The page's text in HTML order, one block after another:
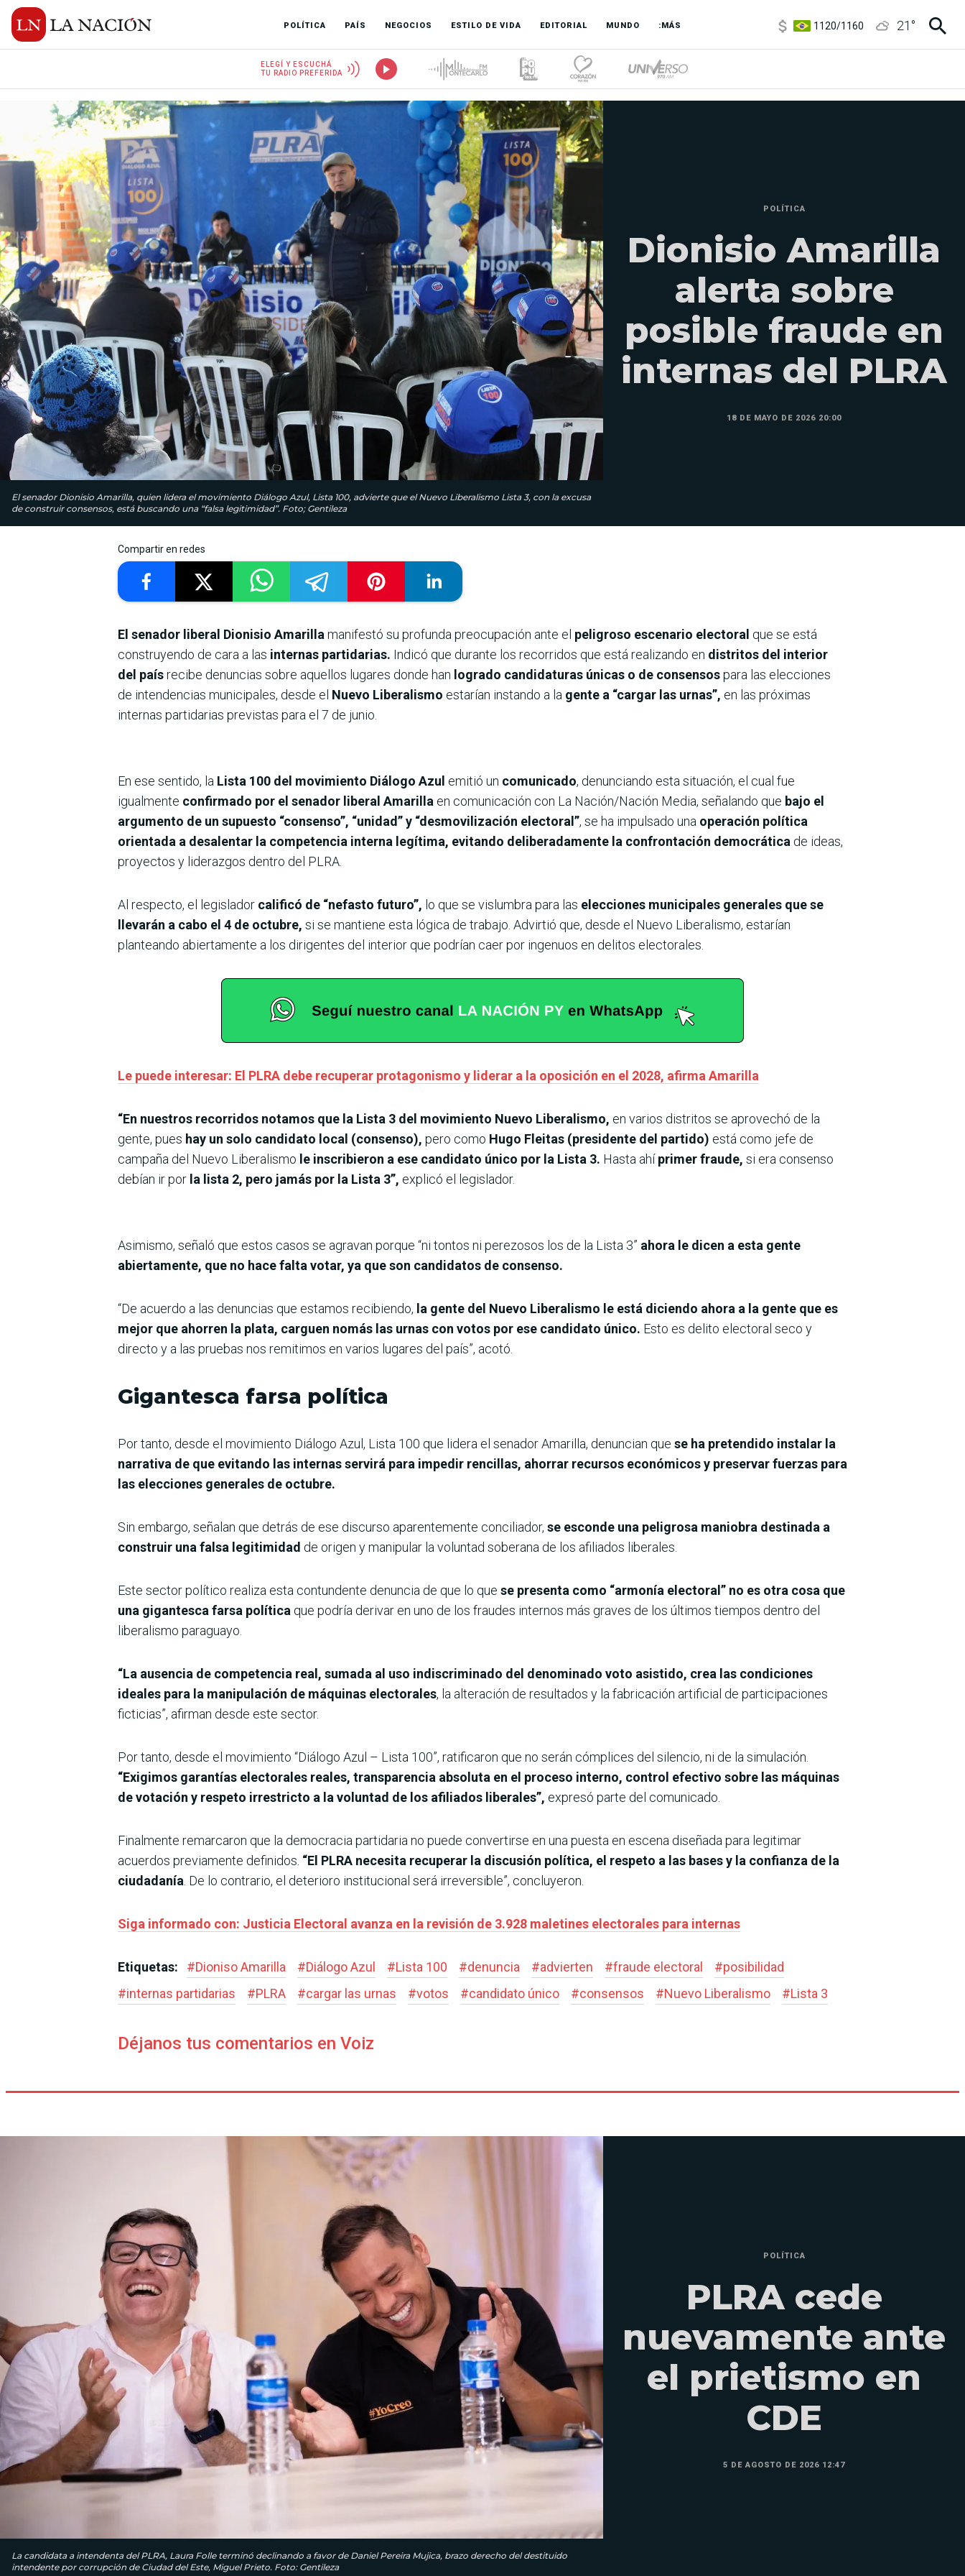
POLÍTICA PAÍS NEGOCIOS ESTILO DE VIDA EDITORIAL MUNDO :MÁS
3,6/3,9
21 °
ELEGÍ Y ESCUCHÁ
TU RADIO PREFERIDA
El senador Dionisio Amarilla, quien lidera el movimiento Diálogo Azul, Lista 100, advierte que el Nuevo Liberalismo Lista 3, con la excusa
de construir consensos, está buscando una “falsa legitimidad”. Foto; Gentileza
POLÍTICA
Dionisio Amarilla
alerta sobre
posible fraude en
internas del PLRA
18 DE MAYO DE 2026 20:00
Compartir en redes
El senador liberal Dionisio Amarilla manifestó su profunda preocupación ante el peligroso escenario electoral que se está
construyendo de cara a las internas partidarias. Indicó que durante los recorridos que está realizando en distritos del interior
del paísrecibe denuncias sobre aquellos lugares donde han logrado candidaturas únicas o de consensospara las elecciones
de intendencias municipales, desde el Nuevo Liberalismo estarían instando a la gente a “cargar las urnas”, en las próximas
internas partidarias previstas para el 7 de junio.
En ese sentido, la Lista 100 del movimiento Diálogo Azul emitió un comunicado, denunciando esta situación, el cual fue
igualmente confirmado por el senador liberal Amarilla en comunicación con La Nación/Nación Media, señalando que bajo el
argumento de un supuesto “consenso”, “unidad” y “desmovilización electoral”, se ha impulsado una operación política
orientada a desalentar la competencia interna legítima, evitando deliberadamente la confrontación democrática de ideas,
proyectos y liderazgos dentro del PLRA.
Al respecto, el legislador calificó de “nefasto futuro”, lo que se vislumbra para las elecciones municipales generales que se
llevarán a cabo el 4 de octubre, si se mantiene esta lógica de trabajo. Advirtió que, desde el Nuevo Liberalismo, estarían
planteando abiertamente a los dirigentes del interior que podrían caer por ingenuos en delitos electorales.
Le puede interesar: El PLRA debe recuperar protagonismo y liderar a la oposición en el 2028, afirma Amarilla
“En nuestros recorridos notamos que la Lista 3 del movimiento Nuevo Liberalismo, en varios distritos se aprovechó de la
gente, pues hay un solo candidato local (consenso), pero como Hugo Fleitas (presidente del partido) está como jefe de
campaña del Nuevo Liberalismo le inscribieron a ese candidato único por la Lista 3. Hasta ahíprimer fraude, si era consenso
debían ir por la lista 2, pero jamás por la Lista 3”, explicó el legislador.
Asimismo, señaló que estos casos se agravan porque “ni tontos ni perezosos los de la Lista 3” ahora le dicen a esta gente
abiertamente, que no hace falta votar, ya que son candidatos de consenso.
“De acuerdo a las denuncias que estamos recibiendo, la gente del Nuevo Liberalismo le está diciendo ahora a la gente que es
mejor que ahorren la plata, carguen nomás las urnas con votos por ese candidato único. Esto es delito electoral seco y
directo y a las pruebas nos remitimos en varios lugares del país”, acotó.
Gigantesca farsa política
Por tanto, desde el movimiento Diálogo Azul, Lista 100 que lidera el senador Amarilla, denuncian que se ha pretendido instalar la
narrativa de que evitando las internas servirá para impedir rencillas, ahorrar recursos económicos y preservar fuerzas para
las elecciones generales de octubre.
Sin embargo, señalan que detrás de ese discurso aparentemente conciliador, se esconde una peligrosa maniobra destinada a
construir una falsa legitimidad de origen y manipular la voluntad soberana de los afiliados liberales.
Este sector político realiza esta contundente denuncia de que lo que se presenta como “armonía electoral” no es otra cosa que
una gigantesca farsa política que podría derivar en uno de los fraudes internos más graves de los últimos tiempos dentro del
liberalismo paraguayo.
“La ausencia de competencia real, sumada al uso indiscriminado del denominado voto asistido, crea las condiciones
ideales para la manipulación de máquinas electorales, la alteración de resultados y la fabricación artificial de participaciones
ficticias”, afirman desde este sector.
Por tanto, desde el movimiento “Diálogo Azul – Lista 100”, ratificaron que no serán cómplices del silencio, ni de la simulación.
“Exigimos garantías electorales reales, transparencia absoluta en el proceso interno, control efectivo sobre las máquinas
de votación y respeto irrestricto a la voluntad de los afiliados liberales”, expresó parte del comunicado.
Finalmente remarcaron que la democracia partidaria no puede convertirse en una puesta en escena diseñada para legitimar
acuerdos previamente definidos. “El PLRA necesita recuperar la discusión política, el respeto a las bases y la confianza de la
ciudadanía . De lo contrario, el deterioro institucional será irreversible”, concluyeron.
Siga informado con: Justicia Electoral avanza en la revisión de 3.928 maletines electorales para internas
Etiquetas: #Dioniso Amarilla #Diálogo Azul #Lista 100 #denuncia #advierten #fraude electoral #posibilidad
#internas partidarias #PLRA #cargar las urnas #votos #candidato único #consensos #Nuevo Liberalismo #Lista 3
Déjanos tus comentarios en Voiz
La candidata a intendenta del PLRA, Laura Folle terminó declinando a favor de Daniel Pereira Mujica, brazo derecho del destituido
intendente por corrupción de Ciudad del Este, Miguel Prieto. Foto: Gentileza
POLÍTICA
PLRA cede
nuevamente ante
el prietismo en
CDE
5 DE AGOSTO DE 2026 12:47